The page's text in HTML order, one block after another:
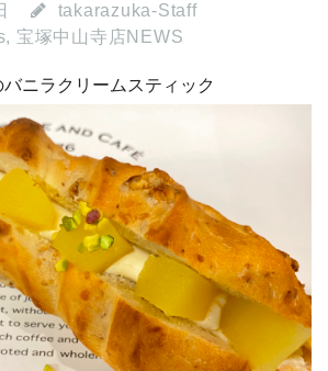
takarazuka-Staff
, 宝塚中山寺店NEWS
ニラクリームスティック